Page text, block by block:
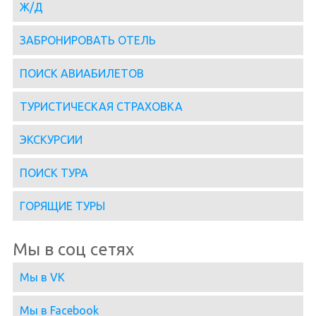
Ж/Д
ЗАБРОНИРОВАТЬ ОТЕЛЬ
ПОИСК АВИАБИЛЕТОВ
ТУРИСТИЧЕСКАЯ СТРАХОВКА
ЭКСКУРСИИ
ПОИСК ТУРА
ГОРЯЩИЕ ТУРЫ
Мы в соц сетях
Мы в VK
Мы в Facebook